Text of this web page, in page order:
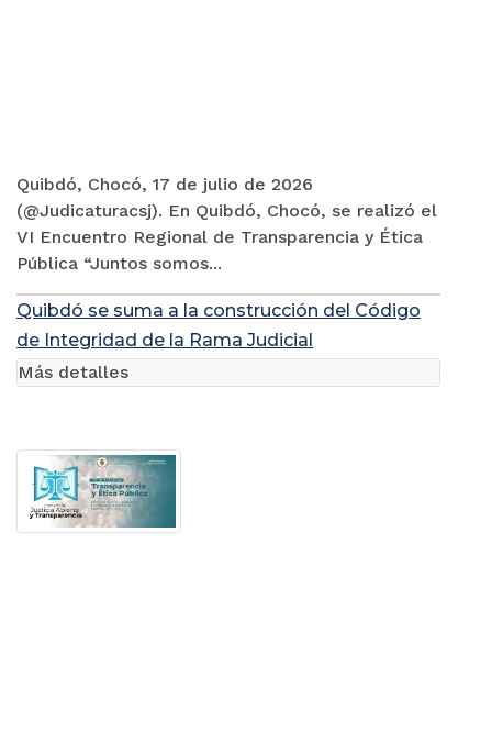
Quibdó, Chocó, 17 de julio de 2026
(@Judicaturacsj). En Quibdó, Chocó, se realizó el
VI Encuentro Regional de Transparencia y Ética
Pública “Juntos somos...
Quibdó se suma a la construcción del Código
de Integridad de la Rama Judicial
Más detalles